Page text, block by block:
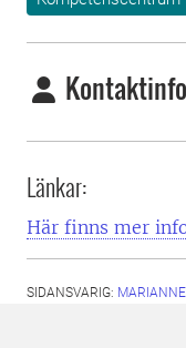
Länkar:
Här finns mer
SIDANSVARIG: